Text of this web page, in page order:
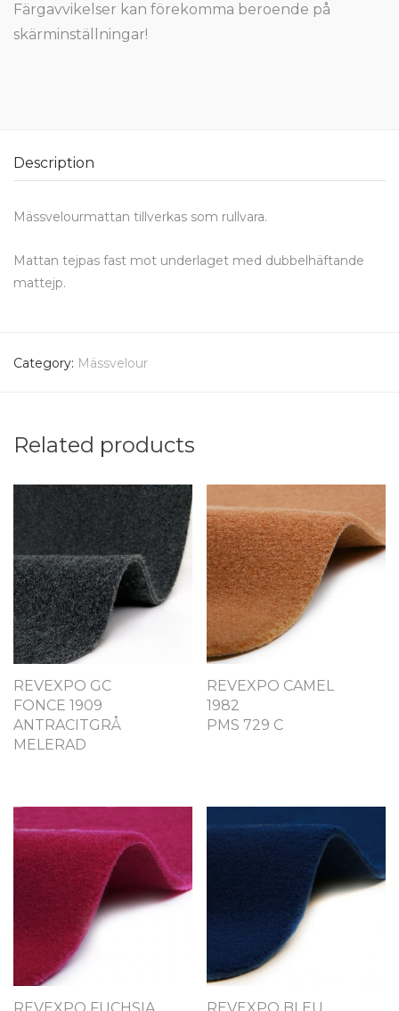
Färgavvikelser kan förekomma beroende på
skärminställningar!
Description
Mässvelourmattan tillverkas som rullvara.
Mattan tejpas fast mot underlaget med dubbelhäftande
mattejp.
Category: Mässvelour
Related products
REVEXPO GC
FONCE 1909
ANTRACITGRÅ
MELERAD
REVEXPO CAMEL
1982
PMS 729 C